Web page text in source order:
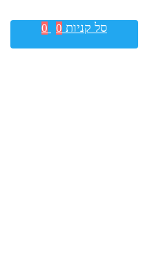
סל קניות 0
0